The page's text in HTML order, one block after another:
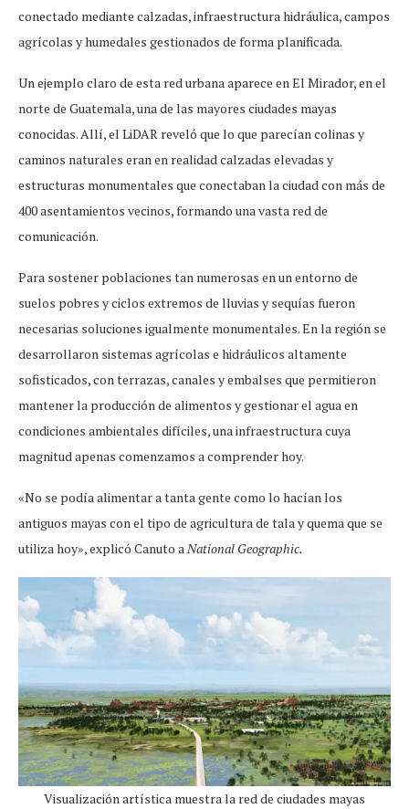
conectado mediante calzadas, infraestructura hidráulica, campos
agrícolas y humedales gestionados de forma planificada.
Un ejemplo claro de esta red urbana aparece en El Mirador, en el
norte de Guatemala, una de las mayores ciudades mayas
conocidas. Allí, el LiDAR reveló que lo que parecían colinas y
caminos naturales eran en realidad calzadas elevadas y
estructuras monumentales que conectaban la ciudad con más de
400 asentamientos vecinos, formando una vasta red de
comunicación.
Para sostener poblaciones tan numerosas en un entorno de
suelos pobres y ciclos extremos de lluvias y sequías fueron
necesarias soluciones igualmente monumentales. En la región se
desarrollaron sistemas agrícolas e hidráulicos altamente
sofisticados, con terrazas, canales y embalses que permitieron
mantener la producción de alimentos y gestionar el agua en
condiciones ambientales difíciles, una infraestructura cuya
magnitud apenas comenzamos a comprender hoy.
«No se podía alimentar a tanta gente como lo hacían los
antiguos mayas con el tipo de agricultura de tala y quema que se
utiliza hoy», explicó Canuto a National Geographic.
Visualización artística muestra la red de ciudades mayas